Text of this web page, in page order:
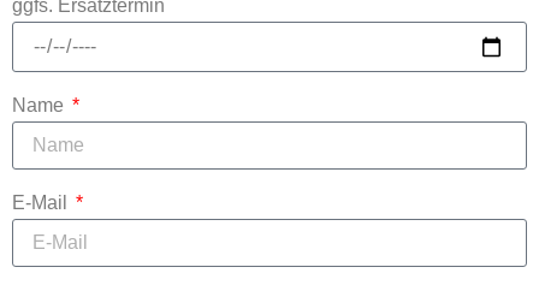
ggfs. Ersatztermin
Name
E-Mail